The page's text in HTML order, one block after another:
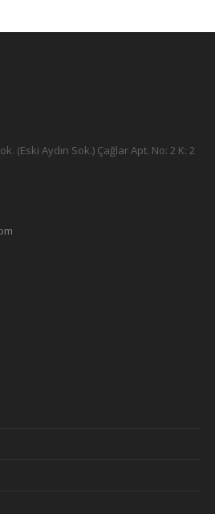
(Eski Aydın Sok.) Çağlar Apt. No: 2 K: 2